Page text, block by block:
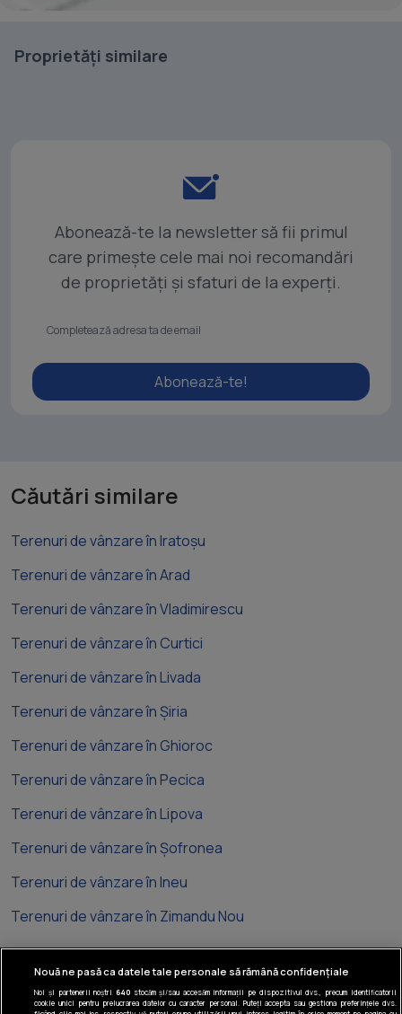
Proprietăți similare
Abonează-te la newsletter să fii primul
care primește cele mai noi recomandări
de proprietăți și sfaturi de la experți.
Abonează-te!
Căutări similare
Terenuri de vânzare în Iratoșu
Terenuri de vânzare în Arad
Terenuri de vânzare în Vladimirescu
Terenuri de vânzare în Curtici
Terenuri de vânzare în Livada
Terenuri de vânzare în Șiria
Terenuri de vânzare în Ghioroc
Terenuri de vânzare în Pecica
Terenuri de vânzare în Lipova
Terenuri de vânzare în Șofronea
Terenuri de vânzare în Ineu
Terenuri de vânzare în Zimandu Nou
Nouă ne pasă ca datele tale personale să rămână confidențiale
Noi și partenerii noștri 640stocăm și/sau accesăm informații pe dispozitivul dvs., precum identificatorii
cookie unici pentru prelucrarea datelor cu caracter personal. Puteți accepta sau gestiona preferințele dvs.